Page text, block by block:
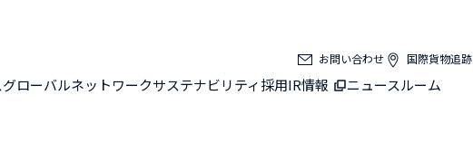
グローバルネットワークサステナビリティ採用IR情報 ニュースルーム
お問い合わせ 国際貨物追跡